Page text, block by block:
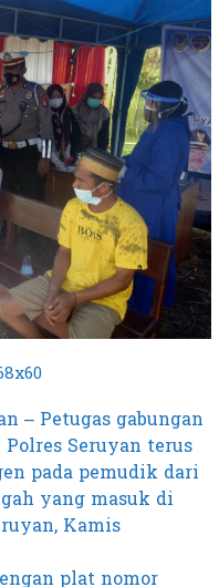
– Petugas gabungan
Seruyan terus
pada pemudik dari
yang masuk di
Kamis
plat nomor